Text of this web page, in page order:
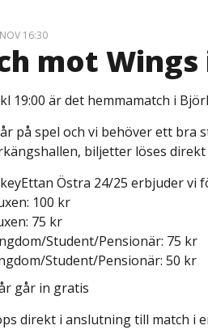
16:30
mot
19:00 är det hemmamatch i
på spel och vi behöver ett bra
biljetter löses
Östra 24/25 erbjuder vi
100 kr
75 kr
Student/Pensionär: 75 kr
Student/Pensionär: 50 kr
går in gratis
direkt i anslutning till match i